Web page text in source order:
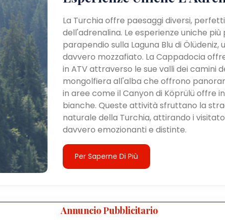
La Turchia offre paesaggi diversi,
dell'adrenalina. Le esperienze uniche
parapendio sulla Laguna Blu di Ölüdeniz,
davvero mozzafiato. La Cappadocia
in ATV attraverso le sue valli dei camini
mongolfiera all'alba che offrono
in aree come il Canyon di Köprülü offre
bianche. Queste attività sfruttano la
naturale della Turchia, attirando i
davvero emozionanti e distinte.
Per Saperne Di Più
Annuncio Pubblicitario